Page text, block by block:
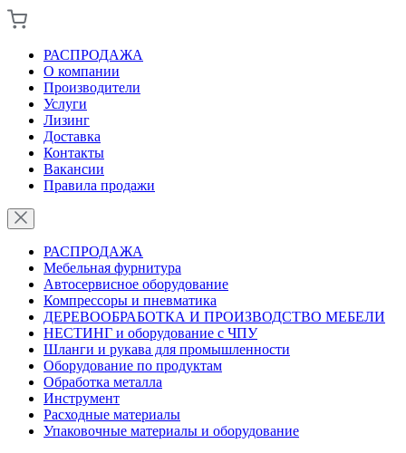
РАСПРОДАЖА
О компании
Производители
Услуги
Лизинг
Доставка
Контакты
Вакансии
Правила продажи
РАСПРОДАЖА
Мебельная фурнитура
Автосервисное оборудование
Компрессоры и пневматика
ДЕРЕВООБРАБОТКА И ПРОИЗВОДСТВО МЕБЕЛИ
НЕСТИНГ и оборудование с ЧПУ
Шланги и рукава для промышленности
Оборудование по продуктам
Обработка металла
Инструмент
Расходные материалы
Упаковочные материалы и оборудование